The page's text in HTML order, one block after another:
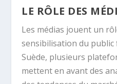
LE RÔLE DES
Les médias jouent un
sensibilisation du public
Suède, plusieurs
mettent en avant des